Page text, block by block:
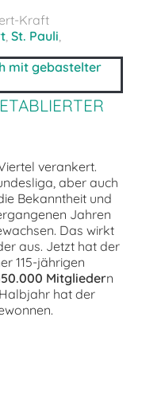
Kraft
St. Pauli
verankert.
aber auch
Bekanntheit und
Jahren
Das wirkt
aus. Jetzt hat der
115-jährigen
50.000 Mitgliedern
hat der